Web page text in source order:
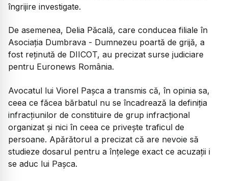
îngrijire investigate.
De asemenea, Delia Păcală, care conducea filiale în
Asociația Dumbrava - Dumnezeu poartă de grijă, a
fost reținută de DIICOT, au precizat surse judiciare
pentru Euronews România.
Avocatul lui Viorel Pașca a transmis că, în opinia sa,
ceea ce făcea bărbatul nu se încadrează la definiția
infracțiunilor de constituire de grup infracțional
organizat și nici în ceea ce privește traficul de
persoane. Apărătorul a precizat că are nevoie să
studieze dosarul pentru a înțelege exact ce acuzații i
se aduc lui Pașca.